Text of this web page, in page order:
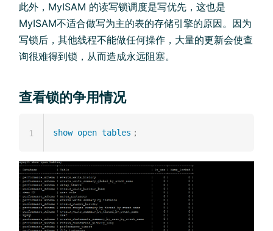
此外，MyISAM 的读写锁调度是写优先，这也是
MyISAM不适合做写为主的表的存储引擎的原因。因为
写锁后，其他线程不能做任何操作，大量的更新会使查
询很难得到锁，从而造成永远阻塞。
查看锁的争用情况
show open tables
1